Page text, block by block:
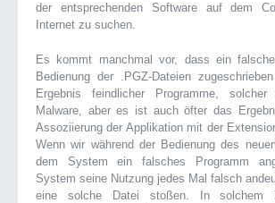
der entsprechenden Software auf dem
Internet zu suchen.
Es kommt manchmal vor, dass ein
Bedienung der .PGZ-Dateien
Ergebnis feindlicher Programme,
Malware, aber es ist auch öfter das
Assoziierung der Applikation mit der
Wenn wir während der Bedienung des
dem System ein falsches Programm
System seine Nutzung jedes Mal falsch
eine solche Datei stoßen. In solchem